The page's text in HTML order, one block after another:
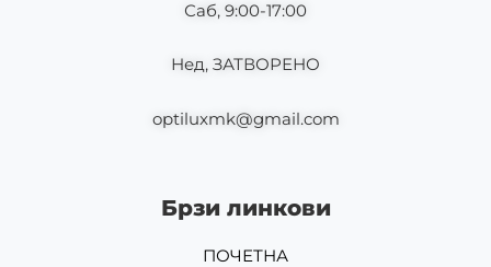
Саб, 9:00-17:00
Нед, ЗАТВОРЕНО
optiluxmk@gmail.com
Брзи линкови
ПОЧЕТНА